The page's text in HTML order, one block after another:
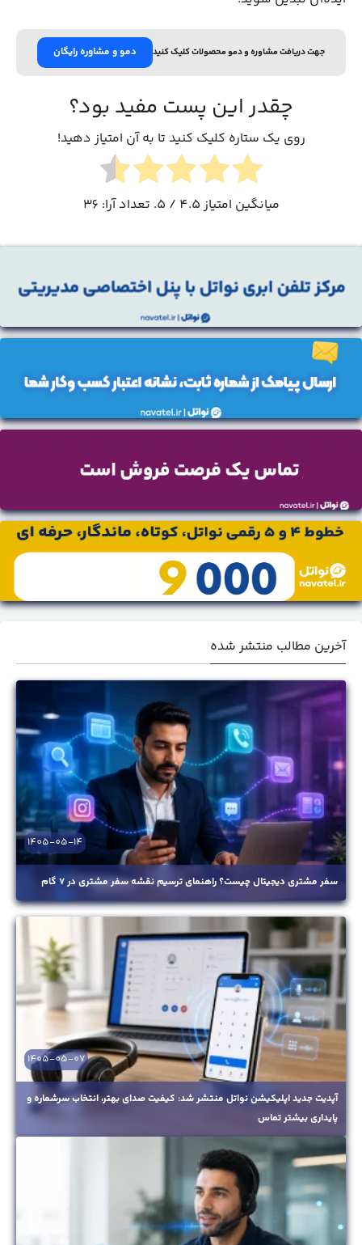
جهت دریافت مشاوره و دمو محصولات کلیک کنید دمو و مشاوره رایگان
چقدر این پست مفید بود؟
روی یک ستاره کلیک کنید تا به آن امتیاز دهید!
میانگین امتیاز 4.5 / 5. تعداد آرا: 36
آخرین مطالب منتشر شده
سفر مشتری دیجیتال چیست؟ راهنمای ترسیم نقشه سفر مشتری در ۷ گام
1405-05-14
آپدیت جدید اپلیکیشن نواتل منتشر شد: کیفیت صدای بهتر، انتخاب سرشماره و
پایداری بیشتر تماس
1405-05-07